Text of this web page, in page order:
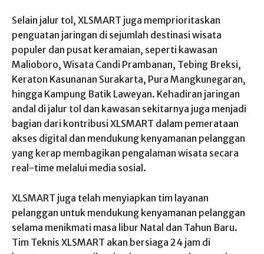
Selain jalur tol, XLSMART juga memprioritaskan
penguatan jaringan di sejumlah destinasi wisata
populer dan pusat keramaian, seperti kawasan
Malioboro, Wisata Candi Prambanan, Tebing Breksi,
Keraton Kasunanan Surakarta, Pura Mangkunegaran,
hingga Kampung Batik Laweyan. Kehadiran jaringan
andal di jalur tol dan kawasan sekitarnya juga menjadi
bagian dari kontribusi XLSMART dalam pemerataan
akses digital dan mendukung kenyamanan pelanggan
yang kerap membagikan pengalaman wisata secara
real-time melalui media sosial.
XLSMART juga telah menyiapkan tim layanan
pelanggan untuk mendukung kenyamanan pelanggan
selama menikmati masa libur Natal dan Tahun Baru.
Tim Teknis XLSMART akan bersiaga 24 jam di